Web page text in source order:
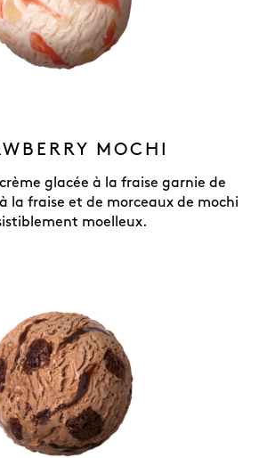
MOCHI
glacée à la fraise garnie de
la fraise et de morceaux de mochi
moelleux.